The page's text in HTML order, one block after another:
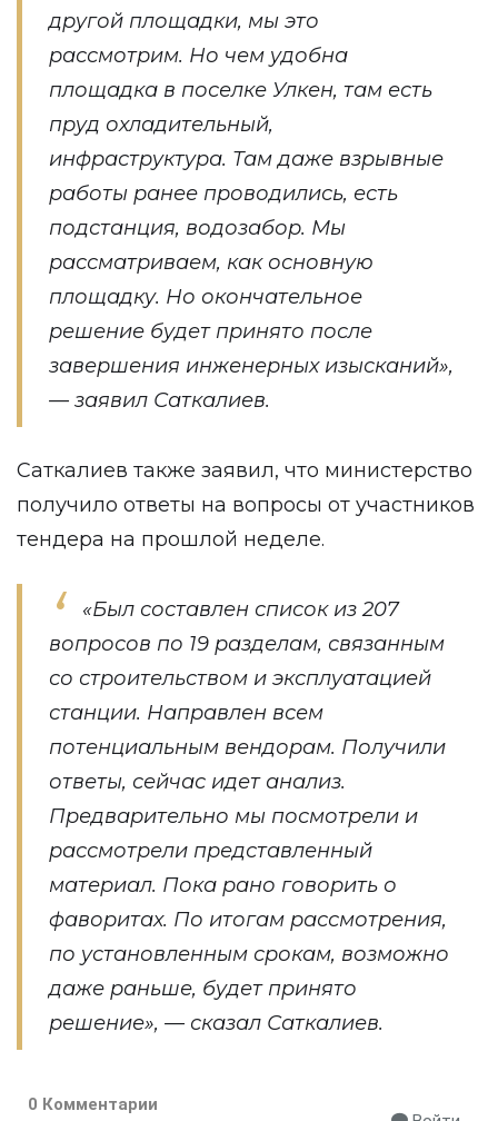
другой площадки, мы это
рассмотрим. Но чем удобна
площадка в поселке Улкен, там есть
пруд охладительный,
инфраструктура. Там даже взрывные
работы ранее проводились, есть
подстанция, водозабор. Мы
рассматриваем, как основную
площадку. Но окончательное
решение будет принято после
завершения инженерных изысканий»,
— заявил Саткалиев.
Саткалиев также заявил, что министерство
получило ответы на вопросы от участников
тендера на прошлой неделе.
«Был составлен список из 207
вопросов по 19 разделам, связанным
со строительством и эксплуатацией
станции. Направлен всем
потенциальным вендорам. Получили
ответы, сейчас идет анализ.
Предварительно мы посмотрели и
рассмотрели представленный
материал. Пока рано говорить о
фаворитах. По итогам рассмотрения,
по установленным срокам, возможно
даже раньше, будет принято
решение», — сказал Саткалиев.
0 Комментарии